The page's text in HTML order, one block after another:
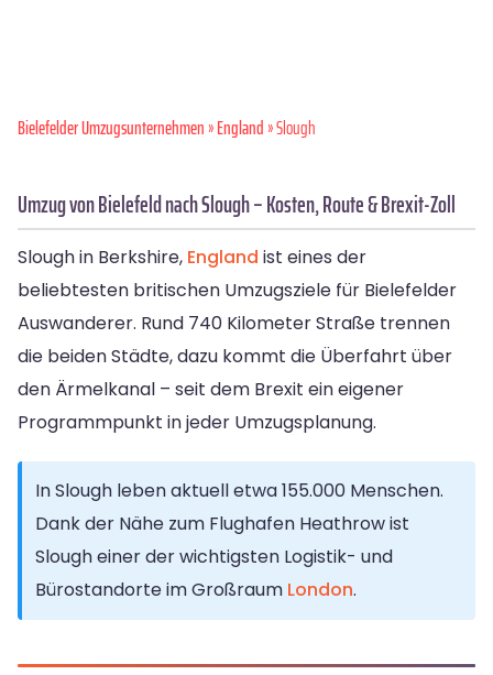
Bielefelder Umzugsunternehmen»England» Slough
Umzug von Bielefeld nach Slough – Kosten, Route & Brexit-Zoll
Slough in Berkshire, England ist eines der
beliebtesten britischen Umzugsziele für Bielefelder
Auswanderer. Rund 740 Kilometer Straße trennen
die beiden Städte, dazu kommt die Überfahrt über
den Ärmelkanal – seit dem Brexit ein eigener
Programmpunkt in jeder Umzugsplanung.
In Slough leben aktuell etwa 155.000 Menschen.
Dank der Nähe zum Flughafen Heathrow ist
Slough einer der wichtigsten Logistik- und
Bürostandorte im Großraum London.